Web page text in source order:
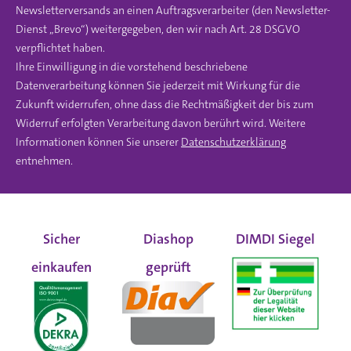
Newsletterversands an einen Auftragsverarbeiter (den Newsletter-
Dienst „Brevo“) weitergegeben, den wir nach Art. 28 DSGVO
verpflichtet haben.
Ihre Einwilligung in die vorstehend beschriebene
Datenverarbeitung können Sie jederzeit mit Wirkung für die
Zukunft widerrufen, ohne dass die Rechtmäßigkeit der bis zum
Widerruf erfolgten Verarbeitung davon berührt wird. Weitere
Informationen können Sie unserer Datenschutzerklärung
entnehmen.
Sicher
einkaufen
Diashop
geprüft
DIMDI Siegel